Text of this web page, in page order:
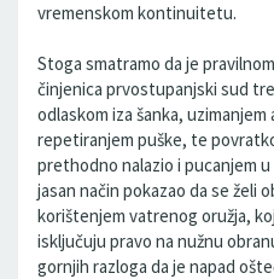
vremenskom kontinuitetu.
Stoga smatramo da je
činjenica prvostupanjski sud
odlaskom iza šanka,
repetiranjem puške, te
prethodno nalazio i pucanjem
jasan način pokazao da se želi
korištenjem vatrenog oružja,
isključuju pravo na nužnu
gornjih razloga da je napad